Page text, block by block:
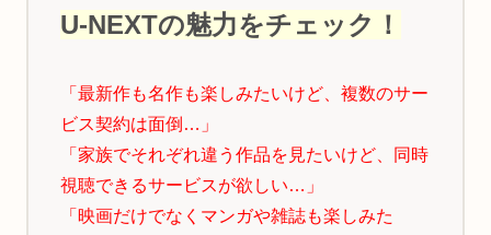
U-NEXTの魅力をチェック！
「最新作も名作も楽しみたいけど、複数のサー
ビス契約は面倒…」
「家族でそれぞれ違う作品を見たいけど、同時
視聴できるサービスが欲しい…」
「映画だけでなくマンガや雑誌も楽しみた